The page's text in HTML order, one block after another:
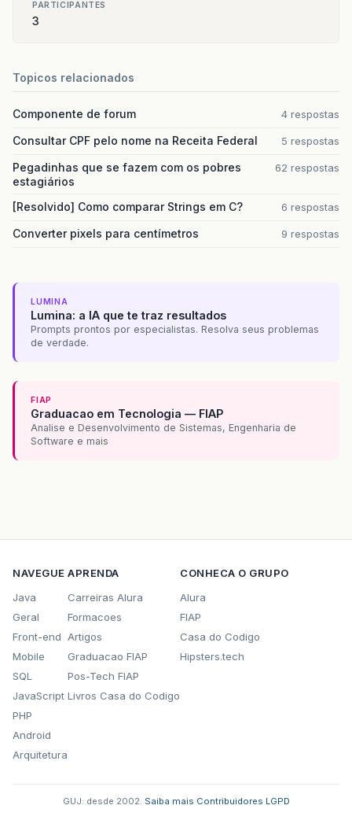
PARTICIPANTES
3
Topicos relacionados
Componente de forum 4 respostas
Consultar CPF pelo nome na Receita Federal 5 respostas
Pegadinhas que se fazem com os pobres
estagiários
62 respostas
[Resolvido] Como comparar Strings em C? 6 respostas
Converter pixels para centímetros 9 respostas
LUMINA
Lumina: a IA que te traz resultados
Prompts prontos por especialistas. Resolva seus problemas
de verdade.
FIAP
Graduacao em Tecnologia — FIAP
Analise e Desenvolvimento de Sistemas, Engenharia de
Software e mais
NAVEGUE
Java
Geral
Front-end
Mobile
SQL
JavaScript
PHP
Android
Arquitetura
APRENDA
Carreiras Alura
Formacoes
Artigos
Graduacao FIAP
Pos-Tech FIAP
Livros Casa do Codigo
CONHECA O GRUPO
Alura
FIAP
Casa do Codigo
Hipsters.tech
GUJ: desde 2002. Saiba mais Contribuidores LGPD